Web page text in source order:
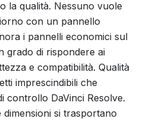
la qualità. Nessuno vuole
con un pannello
i pannelli economici sul
grado di rispondere ai
e compatibilità. Qualità
imprescindibili che
controllo DaVinci Resolve.
si trasportano